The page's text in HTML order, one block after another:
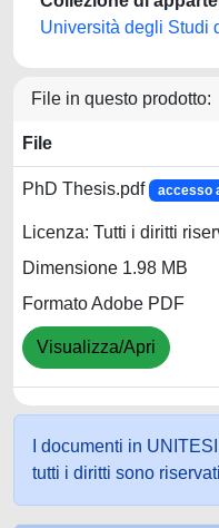
Università degli Studi
File in questo prodotto:
File
PhD Thesis.pdf accesso
Licenza: Tutti i diritti
Dimensione 1.98 MB
Formato Adobe PDF
Visualizza/Apri
I documenti in
tutti i diritti sono